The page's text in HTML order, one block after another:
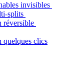
invisibles
splits
réversible
quelques clics